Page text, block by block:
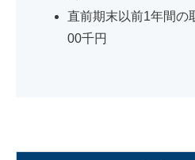
直前期末以前1年間の
00千円